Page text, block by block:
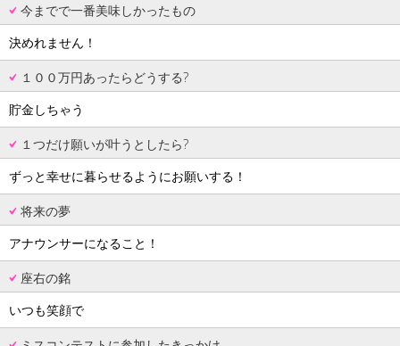
今までで一番美味しかったもの
決めれません！
１００万円あったらどうする?
貯金しちゃう
１つだけ願いが叶うとしたら?
ずっと幸せに暮らせるようにお願いする！
将来の夢
アナウンサーになること！
座右の銘
いつも笑顔で